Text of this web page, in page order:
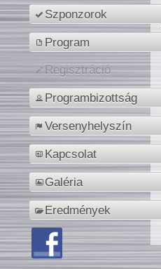
Szponzorok
Program
Regisztráció
Programbizottság
Versenyhelyszín
Kapcsolat
Galéria
Eredmények